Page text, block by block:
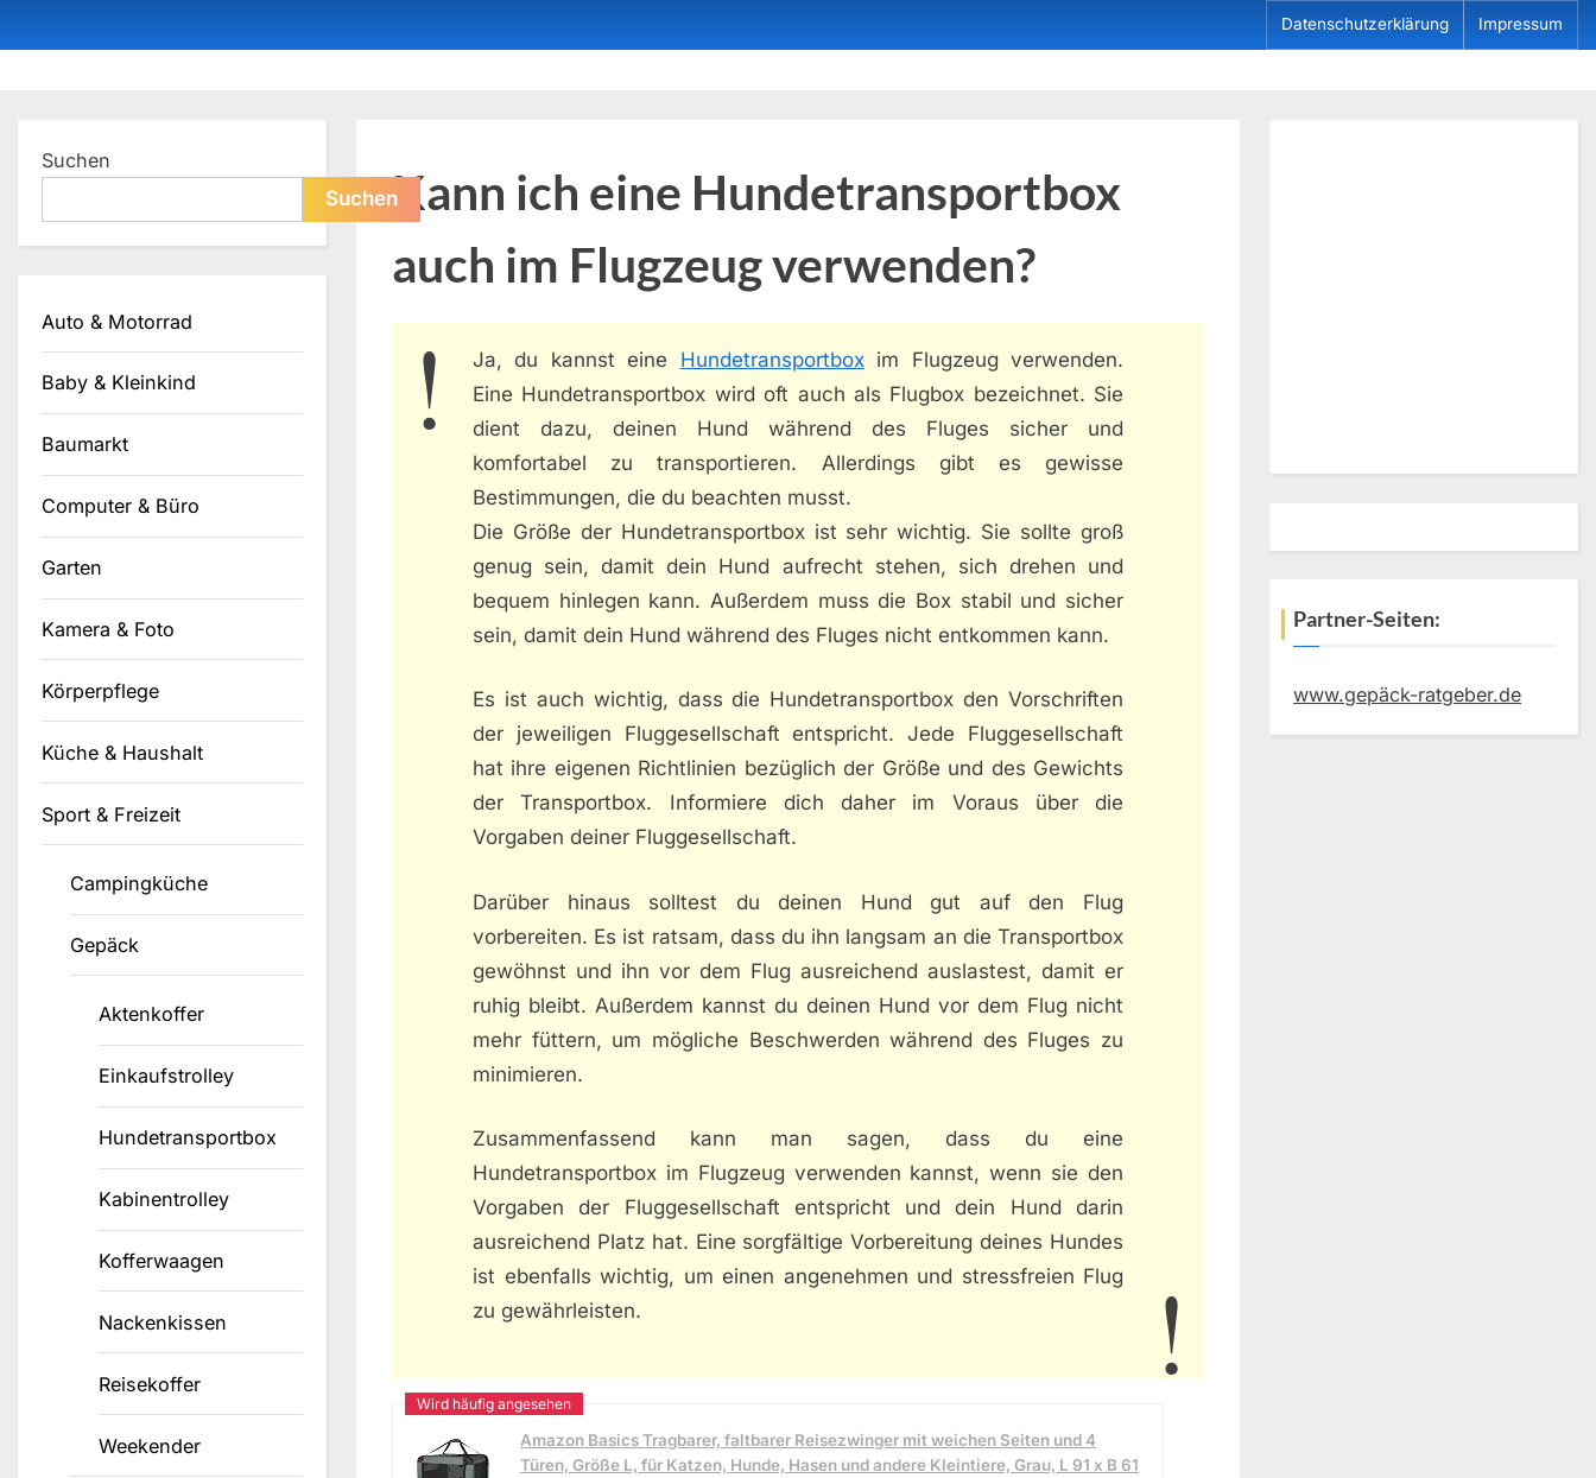
to
Datenschutzerklärung Impressum
Kann ich eine Hundetransportbox
auch im Flugzeug verwenden?
Ja, du kannst eine Hundetransportboxim Flugzeug verwenden.
Eine Hundetransportbox wird oft auch als Flugbox bezeichnet. Sie
dient dazu, deinen Hund während des Fluges sicher und
komfortabel zu transportieren. Allerdings gibt es gewisse
Bestimmungen, die du beachten musst.
Die Größe der Hundetransportbox ist sehr wichtig. Sie sollte groß
genug sein, damit dein Hund aufrecht stehen, sich drehen und
bequem hinlegen kann. Außerdem muss die Box stabil und sicher
sein, damit dein Hund während des Fluges nicht entkommen kann.
Es ist auch wichtig, dass die Hundetransportbox den Vorschriften
der jeweiligen Fluggesellschaft entspricht. Jede Fluggesellschaft
hat ihre eigenen Richtlinien bezüglich der Größe und des Gewichts
der Transportbox. Informiere dich daher im Voraus über die
Vorgaben deiner Fluggesellschaft.
Darüber hinaus solltest du deinen Hund gut auf den Flug
vorbereiten. Es ist ratsam, dass du ihn langsam an die Transportbox
gewöhnst und ihn vor dem Flug ausreichend auslastest, damit er
ruhig bleibt. Außerdem kannst du deinen Hund vor dem Flug nicht
mehr füttern, um mögliche Beschwerden während des Fluges zu
minimieren.
Zusammenfassend kann man sagen, dass du eine
Hundetransportbox im Flugzeug verwenden kannst, wenn sie den
Vorgaben der Fluggesellschaft entspricht und dein Hund darin
ausreichend Platz hat. Eine sorgfältige Vorbereitung deines Hundes
ist ebenfalls wichtig, um einen angenehmen und stressfreien Flug
zu gewährleisten.
Amazon Basics Tragbarer, faltbarer Reisezwinger mit weichen Seiten und 4
Türen, Größe L, für Katzen, Hunde, Hasen und andere Kleintiere, Grau, L 91 x B 61
Suchen
Suchen
Auto & Motorrad
Baby & Kleinkind
Baumarkt
Computer & Büro
Garten
Kamera & Foto
Körperpflege
Küche & Haushalt
Sport & Freizeit
Campingküche
Gepäck
Aktenkoffer
Einkaufstrolley
Hundetransportbox
Kabinentrolley
Kofferwaagen
Nackenkissen
Reisekoffer
Weekender
Partner-Seiten:
www.gepäck-ratgeber.de